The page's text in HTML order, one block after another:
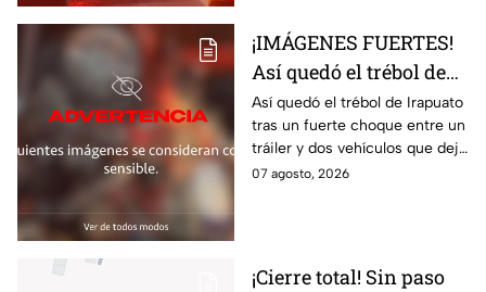
¡IMÁGENES FUERTES!
Así quedó el trébol de
Irapuato tras aparatoso
choque; hay mu3rtos y
lesionados
Así quedó el trébol de Irapuato
tras un fuerte choque entre un
tráiler y dos vehículos que dejó
dos muertos y siete personas
07 agosto, 2026
¡Cierre total! Sin paso